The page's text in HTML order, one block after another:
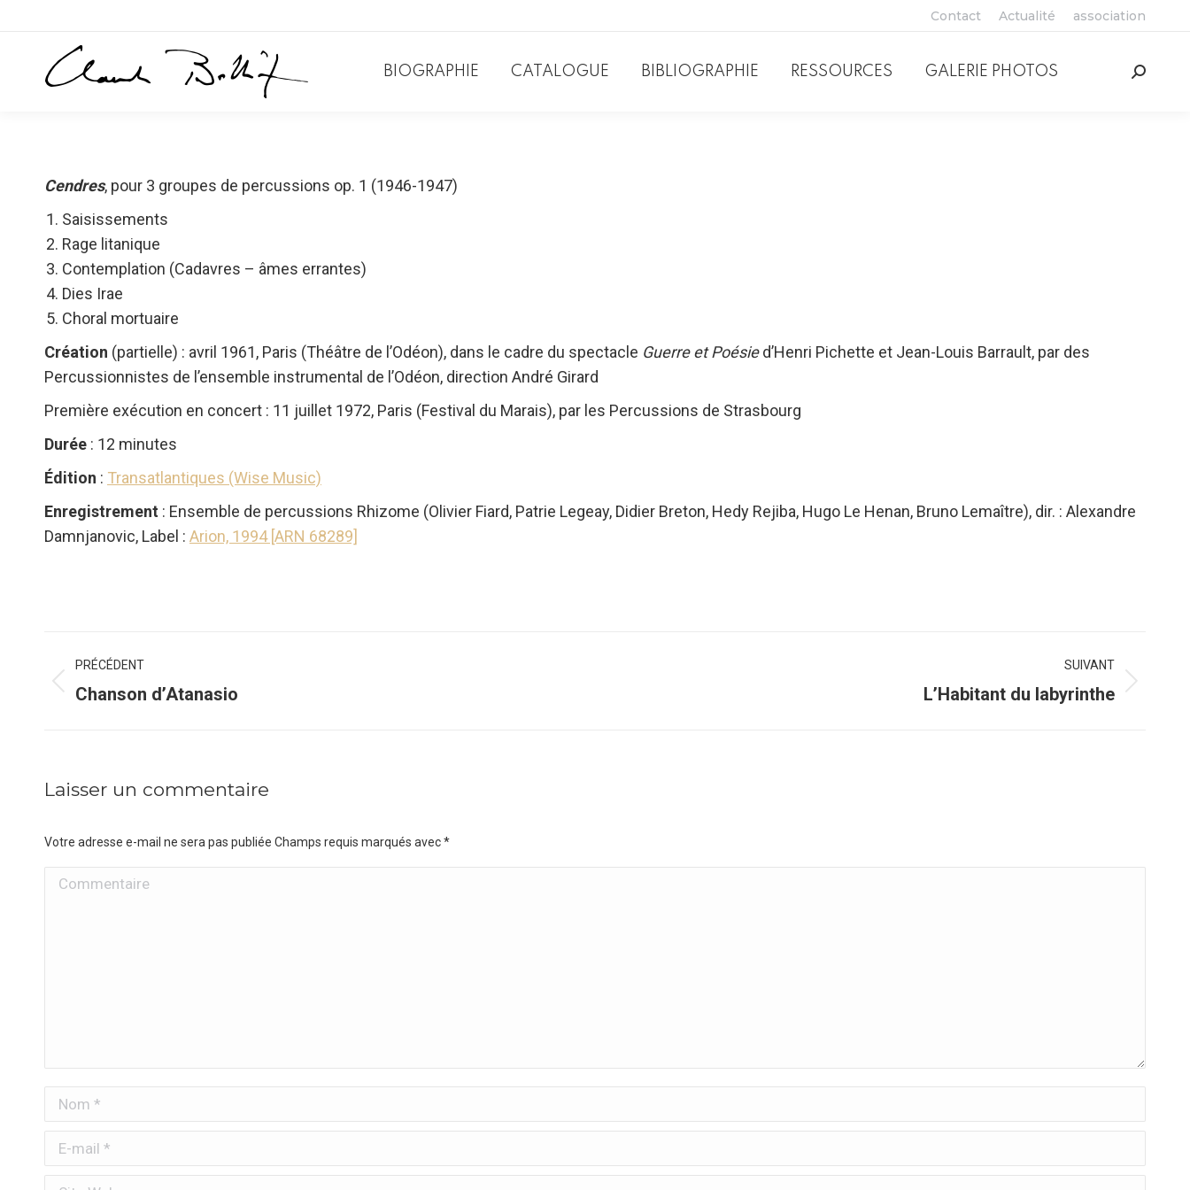
Contact Actualité association
BIOGRAPHIE CATALOGUE BIBLIOGRAPHIE RESSOURCES GALERIE PHOTOS
Cendres, pour 3 groupes de percussions op. 1 (1946-1947)
Saisissements
Rage litanique
Contemplation (Cadavres – âmes errantes)
Dies Irae
Choral mortuaire
Création (partielle) : avril 1961, Paris (Théâtre de l’Odéon), dans le cadre du spectacle Guerre et Poésied’Henri Pichette et Jean-Louis Barrault, par des
Percussionnistes de l’ensemble instrumental de l’Odéon, direction André Girard
Première exécution en concert : 11 juillet 1972, Paris (Festival du Marais), par les Percussions de Strasbourg
Durée : 12 minutes
Édition : Transatlantiques (Wise Music)
Enregistrement : Ensemble de percussions Rhizome (Olivier Fiard, Patrie Legeay, Didier Breton, Hedy Rejiba, Hugo Le Henan, Bruno Lemaître), dir. : Alexandre
Damnjanovic, Label : Arion, 1994 [ARN 68289]
Navigation
de
PRÉCÉDENT
Onglet
Chanson d’Atanasio
SUIVANT
L’Habitant du labyrinthe
Laisser un commentaire
Votre adresse e-mail ne sera pas publiée Champs requis marqués avec*
Commentaire
Nom *
E-mail *